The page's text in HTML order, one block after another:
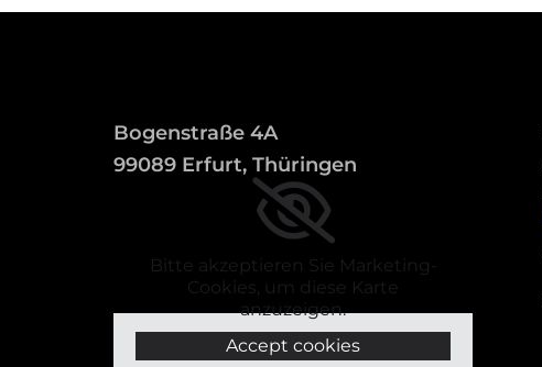
Bogenstraße 4A
99089 Erfurt, Thüringen
Bitte akzeptieren Sie Marketing-
Cookies, um diese Karte
anzuzeigen.
Accept cookies